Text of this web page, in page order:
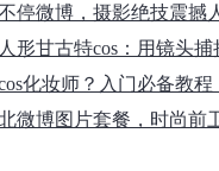
停微博，摄影绝技震撼
形甘古特cos：用镜头
化妆师？入门必备教
微博图片套餐，时尚前